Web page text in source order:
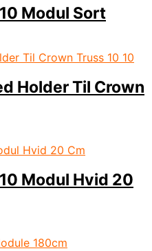
Modul Sort
Holder Til Crown
Modul Hvid 20